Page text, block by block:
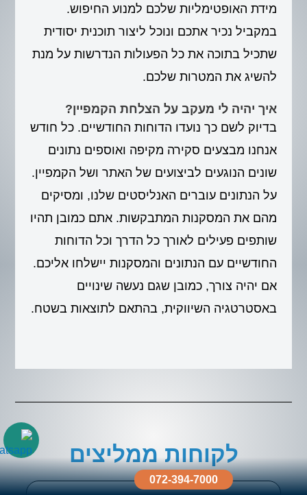
מידת האופטימליות שלכם למנוע החיפוש.
במקביל נכיר אתכם ונוכל ליצור תוכנית יסודית
שתכיל בתוכה את כל הפעולות הנדרשות על מנת
להשיג את המטרות שלכם.
איך יהיה לי מעקב על הצלחת הקמפיין?
בדיוק לשם כך נועדו הדוחות החודשיים. כל חודש
אנחנו מבצעים סקירה מקיפה ואוספים נתונים
שונים הנוגעים לביצועים של האתר ושל הקמפיין.
על הנתונים עוברים האנליסטים שלנו, ומסיקים
מהם את המסקנות המתבקשות. אתם כמובן תהיו
שותפים פעילים לאורך כל הדרך וכל הדוחות
החודשיים עם הנתונים והמסקנות יישלחו אליכם.
אם יהיה צורך, כמובן שגם נעשה שינויים
באסטרטגיה השיווקית, בהתאם לתוצאות בשטח.
לקוחות ממליצים
072-394-7000